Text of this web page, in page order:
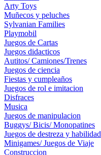
Arty Toys
Muñecos y peluches
Sylvanian Families
Playmobil
Juegos de Cartas
Juegos didacticos
Autitos/ Camiones/Trenes
Juegos de ciencia
Fiestas y cumpleaños
Juegos de rol e imitacion
Disfraces
Musica
Juegos de manipulacion
Buggys/ Bicis/ Monopatines
Juegos de destreza y habilidad
Minigames/ Juegos de Viaje
Construccion